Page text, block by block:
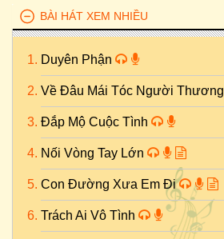
BÀI HÁT XEM NHIỀU
Duyên Phận
Về Đâu Mái Tóc Người Thương
Đắp Mộ Cuộc Tình
Nối Vòng Tay Lớn
Con Đường Xưa Em Đi
Trách Ai Vô Tình